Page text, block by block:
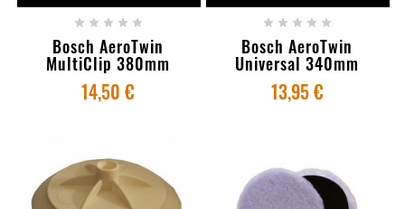
    
Bosch AeroTwin
MultiClip 380mm
14,50 €
    
Bosch AeroTwin
Universal 340mm
13,95 €